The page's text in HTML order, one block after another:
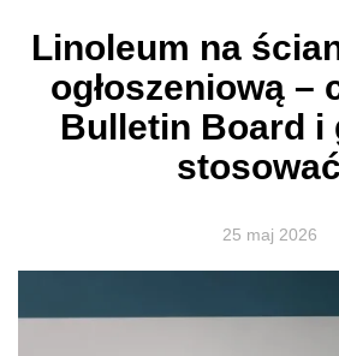
Linoleum na
ogłoszeniową –
Bulletin Board i
25 maj 2026